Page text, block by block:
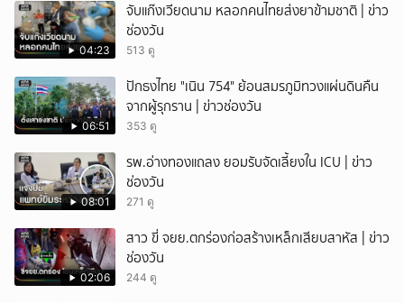
04:23
จับแก๊งเวียดนาม หลอกคนไทยส่งยาข้ามชาติ | ข่าว
ช่องวัน
513 ดู
06:51
ปักธงไทย "เนิน 754" ย้อนสมรภูมิทวงแผ่นดินคืน
จากผู้รุกราน | ข่าวช่องวัน
353 ดู
08:01
รพ.อ่างทองแถลง ยอมรับจัดเลี้ยงใน ICU | ข่าว
ช่องวัน
271 ดู
02:06
สาว ขี่ จยย.ตกร่องก่อสร้างเหล็กเสียบสาหัส | ข่าว
ช่องวัน
244 ดู